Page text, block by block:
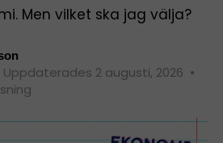
Men vilket ska jag välja?
Uppdaterades 2 augusti, 2026 •